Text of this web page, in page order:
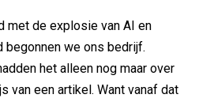
met de explosie van AI en
begonnen we ons bedrijf.
het alleen nog maar over
van een artikel. Want vanaf dat